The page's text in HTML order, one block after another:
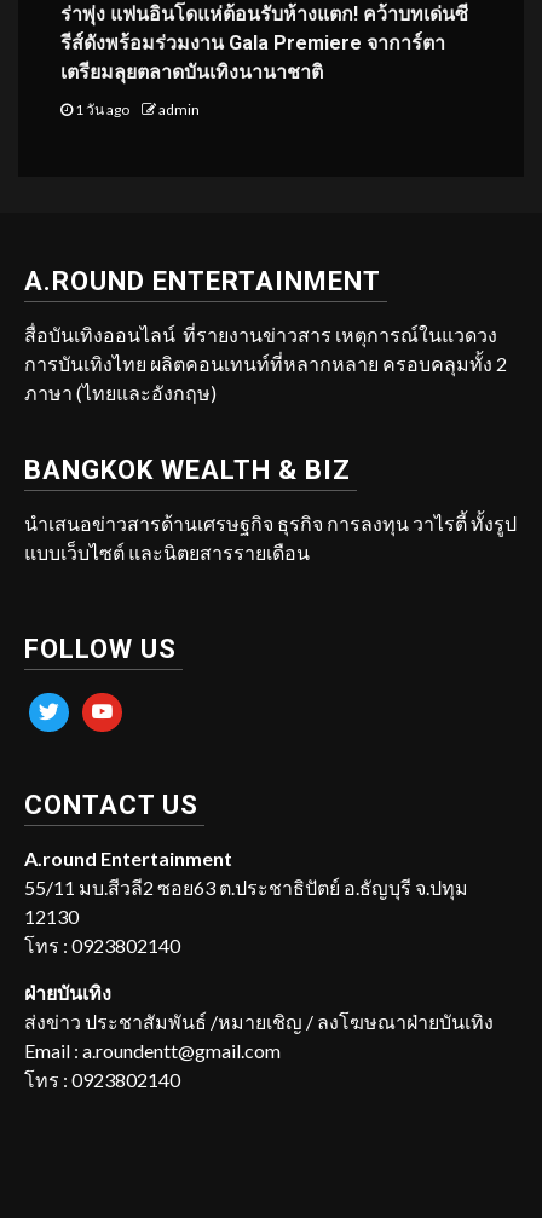
ร่าพุ่ง แฟนอินโดแห่ต้อนรับห้างแตก! คว้าบทเด่นซี
รีส์ดังพร้อมร่วมงาน Gala Premiere จาการ์ตา
เตรียมลุยตลาดบันเทิงนานาชาติ
1 วัน ago admin
A.ROUND ENTERTAINMENT
สื่อบันเทิงออนไลน์ ที่รายงานข่าวสาร เหตุการณ์ในแวดวง
การบันเทิงไทย ผลิตคอนเทนท์ที่หลากหลาย ครอบคลุมทั้ง 2
ภาษา (ไทยและอังกฤษ)
BANGKOK WEALTH & BIZ
นำเสนอข่าวสารด้านเศรษฐกิจ ธุรกิจ การลงทุน วาไรตี้ ทั้งรูป
แบบเว็บไซต์ และนิตยสารรายเดือน
FOLLOW US
twitter youtube
CONTACT US
A.round Entertainment
55/11 มบ.สีวลี2 ซอย63 ต.ประชาธิปัตย์ อ.ธัญบุรี จ.ปทุม
12130
โทร : 0923802140
ฝ่ายบันเทิง
ส่งข่าว ประชาสัมพันธ์ /หมายเชิญ / ลงโฆษณาฝ่ายบันเทิง
Email : a.roundentt@gmail.com
โทร : 0923802140